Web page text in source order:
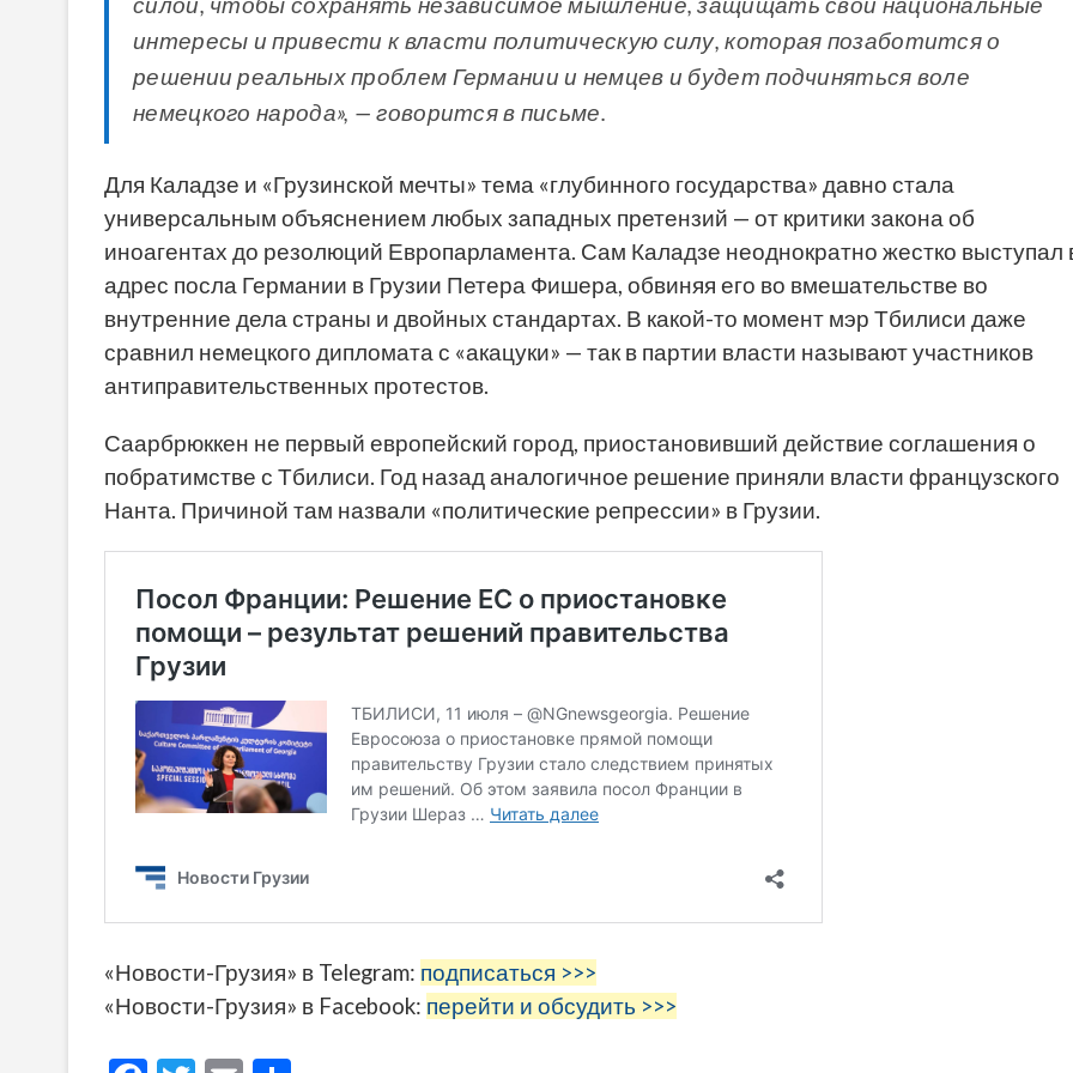
интересы и привести к власти политическую силу, которая позаботится о
решении реальных проблем Германии и немцев и будет подчиняться воле
немецкого народа», — говорится в письме.
Для Каладзе и «Грузинской мечты» тема «глубинного государства» давно стала
универсальным объяснением любых западных претензий — от критики закона об
иноагентах до резолюций Европарламента. Сам Каладзе неоднократно жестко выступал
адрес посла Германии в Грузии Петера Фишера, обвиняя его во вмешательстве во
внутренние дела страны и двойных стандартах. В какой-то момент мэр Тбилиси даже
сравнил немецкого дипломата с «акацуки» — так в партии власти называют участников
антиправительственных протестов.
Саарбрюккен не первый европейский город, приостановивший действие соглашения о
побратимстве с Тбилиси. Год назад аналогичное решение приняли власти французского
Нанта. Причиной там назвали «политические репрессии» в Грузии.
«Новости-Грузия» в Telegram: подписаться >>>
«Новости-Грузия» в Facebook: перейти и обсудить >>>